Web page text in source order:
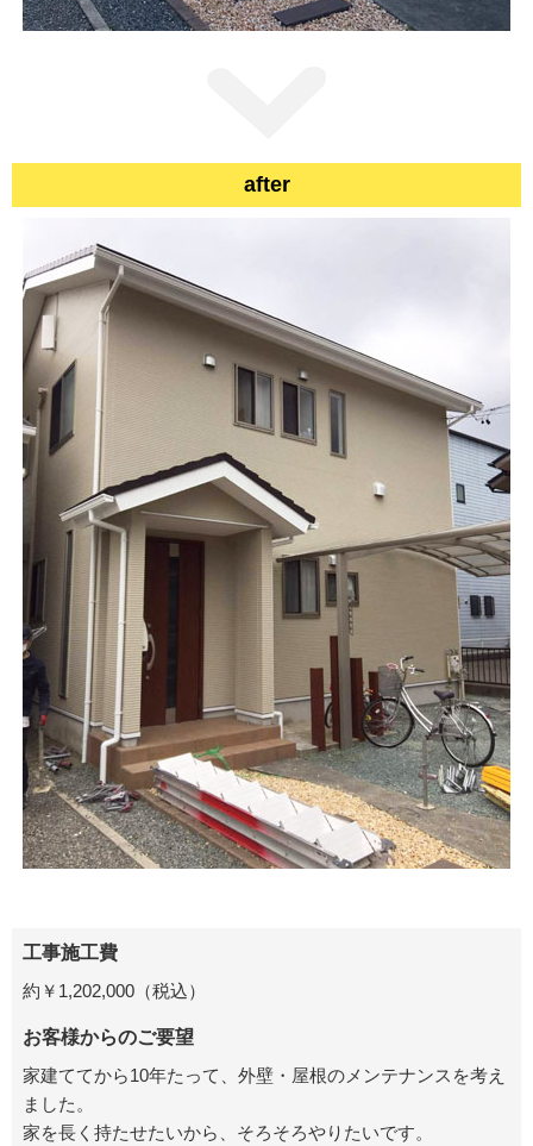
after
工事施工費
約￥1,202,000（税込）
お客様からのご要望
家建ててから10年たって、外壁・屋根のメンテナンスを考え
ました。
家を長く持たせたいから、そろそろやりたいです。